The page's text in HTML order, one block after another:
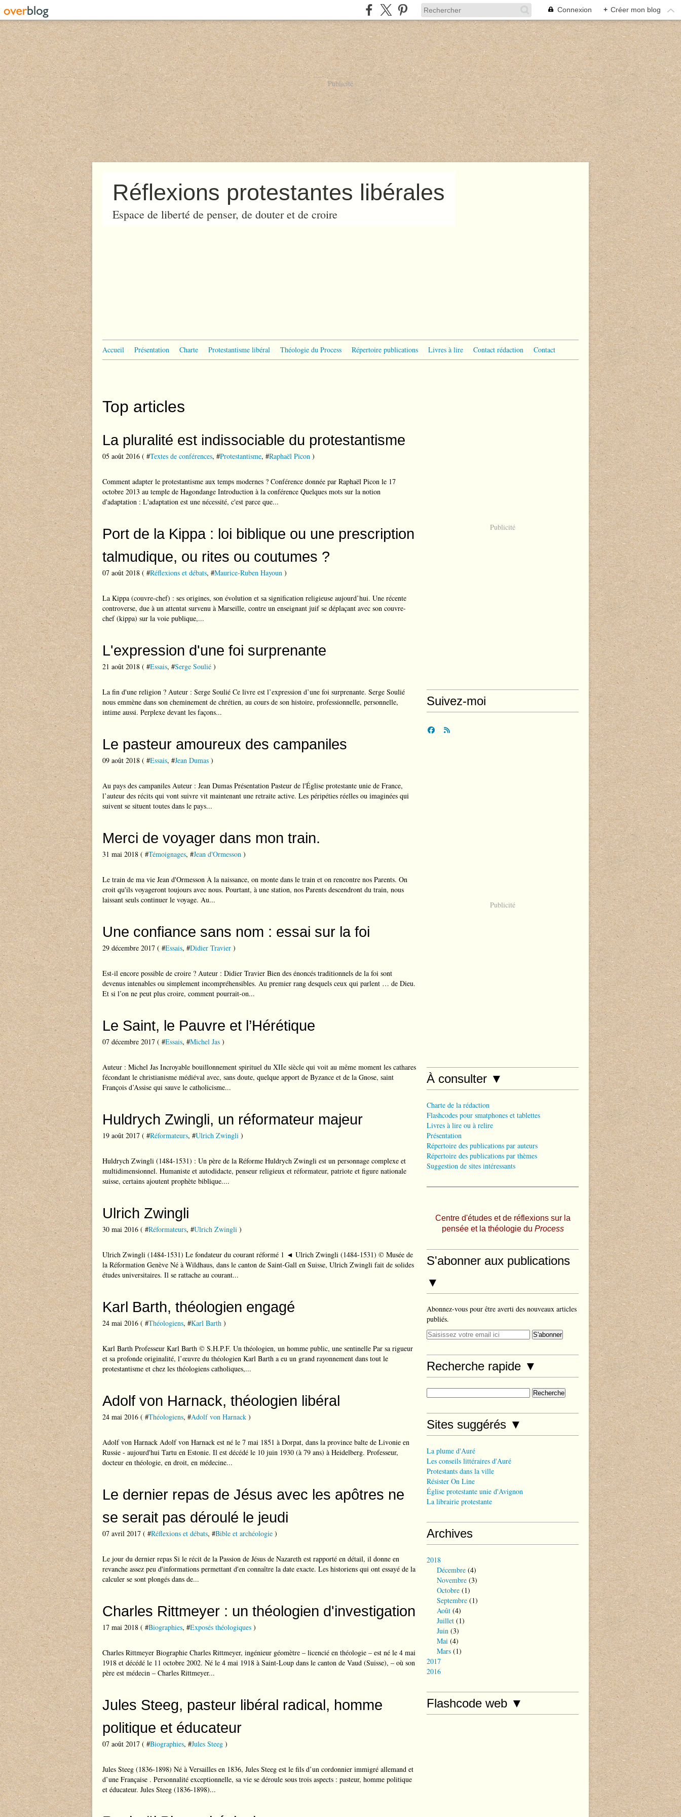
Connexion + Créer mon blog
Publicité
Réflexions protestantes libérales
Espace de liberté de penser, de douter et de croire
Accueil Présentation Charte Protestantisme libéral Théologie du Process Répertoire publications Livres à lire Contact rédaction Contact
Top articles
La pluralité est indissociable du protestantisme
05 août 2016 ( #Textes de conférences, #Protestantisme, #Raphaël Picon )
Comment adapter le protestantisme aux temps modernes ? Conférence donnée par Raphaël Picon le 17
octobre 2013 au temple de Hagondange Introduction à la conférence Quelques mots sur la notion
d'adaptation : L'adaptation est une nécessité, c'est parce que...
Port de la Kippa : loi biblique ou une prescription
talmudique, ou rites ou coutumes ?
07 août 2018 ( #Réflexions et débats, #Maurice-Ruben Hayoun )
La Kippa (couvre-chef) : ses origines, son évolution et sa signification religieuse aujourd’hui. Une récente
controverse, due à un attentat survenu à Marseille, contre un enseignant juif se déplaçant avec son couvre-
chef (kippa) sur la voie publique,...
L'expression d'une foi surprenante
21 août 2018 ( #Essais, #Serge Soulié )
La fin d'une religion ? Auteur : Serge Soulié Ce livre est l’expression d’une foi surprenante. Serge Soulié
nous emmène dans son cheminement de chrétien, au cours de son histoire, professionnelle, personnelle,
intime aussi. Perplexe devant les façons...
Le pasteur amoureux des campaniles
09 août 2018 ( #Essais, #Jean Dumas )
Au pays des campaniles Auteur : Jean Dumas Présentation Pasteur de l'Église protestante unie de France,
l’auteur des récits qui vont suivre vit maintenant une retraite active. Les péripéties réelles ou imaginées qui
suivent se situent toutes dans le pays...
Merci de voyager dans mon train.
31 mai 2018 ( #Témoignages, #Jean d'Ormesson )
Le train de ma vie Jean d'Ormesson À la naissance, on monte dans le train et on rencontre nos Parents. On
croit qu'ils voyageront toujours avec nous. Pourtant, à une station, nos Parents descendront du train, nous
laissant seuls continuer le voyage. Au...
Une confiance sans nom : essai sur la foi
29 décembre 2017 ( #Essais, #Didier Travier )
Est-il encore possible de croire ? Auteur : Didier Travier Bien des énoncés traditionnels de la foi sont
devenus intenables ou simplement incompréhensibles. Au premier rang desquels ceux qui parlent … de Dieu.
Et si l’on ne peut plus croire, comment pourrait-on...
Le Saint, le Pauvre et l’Hérétique
07 décembre 2017 ( #Essais, #Michel Jas )
Auteur : Michel Jas Incroyable bouillonnement spirituel du XIIe siècle qui voit au même moment les cathares
fécondant le christianisme médiéval avec, sans doute, quelque apport de Byzance et de la Gnose, saint
François d’Assise qui sauve le catholicisme...
Huldrych Zwingli, un réformateur majeur
19 août 2017 ( #Réformateurs, #Ulrich Zwingli )
Huldrych Zwingli (1484-1531) : Un père de la Réforme Huldrych Zwingli est un personnage complexe et
multidimensionnel. Humaniste et autodidacte, penseur religieux et réformateur, patriote et figure nationale
suisse, certains ajoutent prophète biblique....
Ulrich Zwingli
30 mai 2016 ( #Réformateurs, #Ulrich Zwingli )
Ulrich Zwingli (1484-1531) Le fondateur du courant réformé 1 ◄ Ulrich Zwingli (1484-1531) © Musée de
la Réformation Genève Né à Wildhaus, dans le canton de Saint-Gall en Suisse, Ulrich Zwingli fait de solides
études universitaires. Il se rattache au courant...
Karl Barth, théologien engagé
24 mai 2016 ( #Théologiens, #Karl Barth )
Karl Barth Professeur Karl Barth © S.H.P.F. Un théologien, un homme public, une sentinelle Par sa rigueur
et sa profonde originalité, l’œuvre du théologien Karl Barth a eu un grand rayonnement dans tout le
protestantisme et chez les théologiens catholiques,...
Adolf von Harnack, théologien libéral
24 mai 2016 ( #Théologiens, #Adolf von Harnack )
Adolf von Harnack Adolf von Harnack est né le 7 mai 1851 à Dorpat, dans la province balte de Livonie en
Russie - aujourd'hui Tartu en Estonie. Il est décédé le 10 juin 1930 (à 79 ans) à Heidelberg. Professeur,
docteur en théologie, en droit, en médecine...
Le dernier repas de Jésus avec les apôtres ne
se serait pas déroulé le jeudi
07 avril 2017 ( #Réflexions et débats, #Bible et archéologie )
Le jour du dernier repas Si le récit de la Passion de Jésus de Nazareth est rapporté en détail, il donne en
revanche assez peu d'informations permettant d'en connaître la date exacte. Les historiens qui ont essayé de la
calculer se sont plongés dans de...
Charles Rittmeyer : un théologien d'investigation
17 mai 2018 ( #Biographies, #Exposés théologiques )
Charles Rittmeyer Biographie Charles Rittmeyer, ingénieur géomètre – licencié en théologie – est né le 4 mai
1918 et décédé le 11 octobre 2002. Né le 4 mai 1918 à Saint-Loup dans le canton de Vaud (Suisse), – où son
père est médecin – Charles Rittmeyer...
Jules Steeg, pasteur libéral radical, homme
politique et éducateur
07 août 2017 ( #Biographies, #Jules Steeg )
Jules Steeg (1836-1898) Né à Versailles en 1836, Jules Steeg est le fils d’un cordonnier immigré allemand et
d’une Française . Personnalité exceptionnelle, sa vie se déroule sous trois aspects : pasteur, homme politique
et éducateur. Jules Steeg (1836-1898)...
Publicité
Suivez-moi
Publicité
À consulter ▼
Charte de la rédaction
Flashcodes pour smatphones et tablettes
Livres à lire ou à relire
Présentation
Répertoire des publications par auteurs
Répertoire des publications par thèmes
Suggestion de sites intéressants
Centre d'études et de réflexions sur la
pensée et la théologie du Process
S'abonner aux publications
▼
Abonnez-vous pour être averti des nouveaux articles
publiés.
Recherche rapide ▼
Sites suggérés ▼
La plume d'Auré
Les conseils littéraires d'Auré
Protestants dans la ville
Résister On Line
Église protestante unie d'Avignon
La librairie protestante
Archives
2018
Décembre (4)
Novembre (3)
Octobre (1)
Septembre (1)
Août (4)
Juillet (1)
Juin (3)
Mai (4)
Mars (1)
2017
2016
Flashcode web ▼